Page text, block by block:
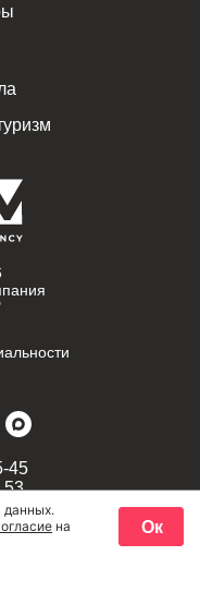
45
53
58
данных.
на
Ок
Задать вопрос